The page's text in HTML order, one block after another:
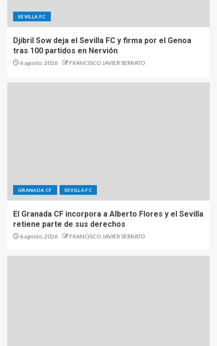
SEVILLA FC
Djibril Sow deja el Sevilla FC y firma por el Genoa
tras 100 partidos en Nervión
6 agosto, 2026 FRANCISCO JAVIER SERRATO
GRANADA CF SEVILLA FC
El Granada CF incorpora a Alberto Flores y el Sevilla
retiene parte de sus derechos
6 agosto, 2026 FRANCISCO JAVIER SERRATO